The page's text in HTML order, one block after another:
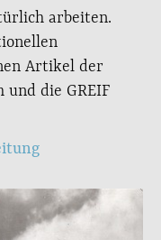
arbeiten.
Artikel der
und die GREIF